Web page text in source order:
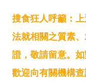
搜食狂人呼籲：
法就相關之質素
證，敬請留意。
歡迎向有關機構